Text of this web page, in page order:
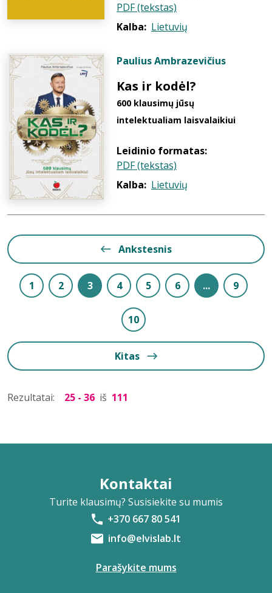
PDF (tekstas)
Kalba: Lietuvių
Paulius Ambrazevičius
Kas ir kodėl?
600 klausimų jūsų
intelektualiam laisvalaikiui
Leidinio formatas:
PDF (tekstas)
Kalba: Lietuvių
Ankstesnis
1 2 3 4 5 6 ... 9
10
Kitas
Rezultatai: 25 - 36 iš 111
Kontaktai
Turite klausimų? Susisiekite su mumis
+370 667 80 541
info@elvislab.lt
Parašykite mums